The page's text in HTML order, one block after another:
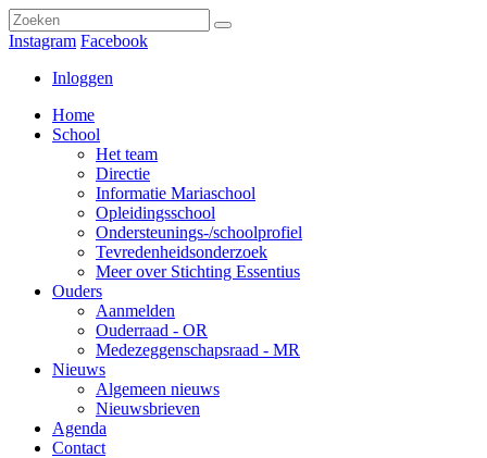
Instagram Facebook
Inloggen
Home
School
Het team
Directie
Informatie Mariaschool
Opleidingsschool
Ondersteunings-/schoolprofiel
Tevredenheidsonderzoek
Meer over Stichting Essentius
Ouders
Aanmelden
Ouderraad - OR
Medezeggenschapsraad - MR
Nieuws
Algemeen nieuws
Nieuwsbrieven
Agenda
Contact